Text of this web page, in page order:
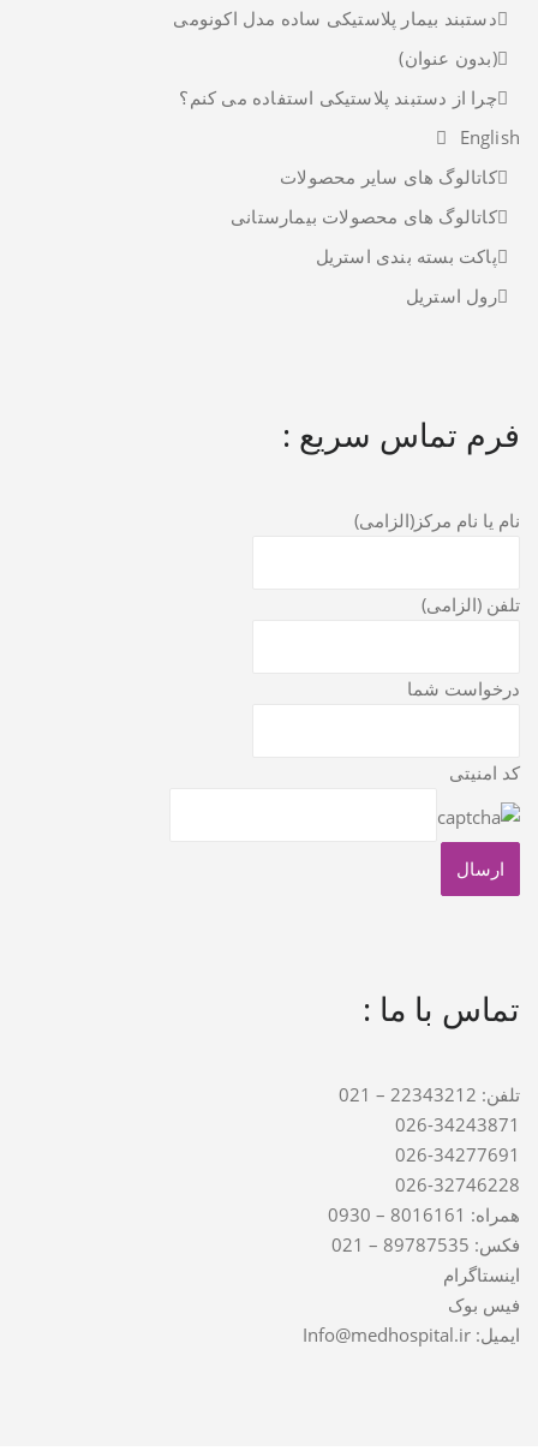
دستبند بیمار پلاستیکی ساده مدل اکونومی
(بدون عنوان)
چرا از دستبند پلاستیکی استفاده می کنم؟
English
کاتالوگ های سایر محصولات
کاتالوگ های محصولات بیمارستانی
پاکت بسته بندی استریل
رول استریل
فرم تماس سریع :
نام یا نام مرکز(الزامی)
تلفن (الزامی)
درخواست شما
کد امنیتی
تماس با ما :
تلفن: 22343212 – 021
026-34243871
026-34277691
026-32746228
همراه: 8016161 – 0930
فکس: 89787535 – 021
اینستاگرام
فیس بوک
ایمیل: Info@medhospital.ir